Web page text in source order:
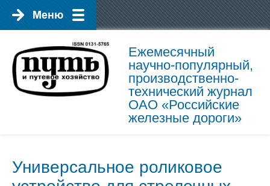
Ежемесячный
научно-популярный,
производственно-
технический журнал
ОАО «Российские
железные дороги»
Универсальное роликовое